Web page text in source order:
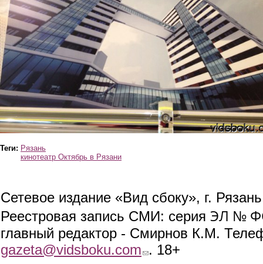
Теги: Рязань
кинотеатр Октябрь в Рязани
Сетевое издание «Вид сбоку», г.
Реестровая запись СМИ: серия ЭЛ №
главный редактор - Смирнов К.М.
gazeta@vidsboku.com (link sends e-mail)
. 18+